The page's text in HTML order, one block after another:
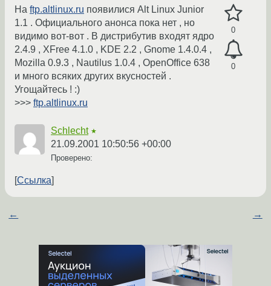
0
0
На ftp.altlinux.ru появилися Alt Linux Junior
1.1 . Официального анонса пока нет , но
видимо вот-вот . В дистрибутив входят ядро
2.4.9 , XFree 4.1.0 , KDE 2.2 , Gnome 1.4.0.4 ,
Mozilla 0.9.3 , Nautilus 1.0.4 , OpenOffice 638
и много всяких других вкусностей .
Угощайтесь ! :)
>>> ftp.altlinux.ru
Schlecht ★
21.09.2001 10:50:56 +00:00
Проверено:
Ссылка
← →